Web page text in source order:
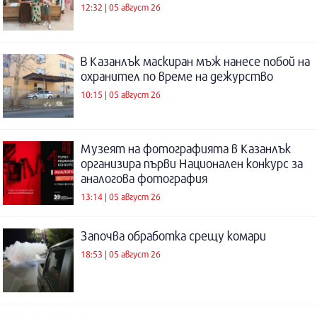
12:32 | 05 август 26
В Казанлък маскиран мъж нанесе побой на
охранител по време на дежурство
10:15 | 05 август 26
Музеят на фотографията в Казанлък
организира първи Национален конкурс за
аналогова фотография
13:14 | 05 август 26
Започва обработка срещу комари
18:53 | 05 август 26